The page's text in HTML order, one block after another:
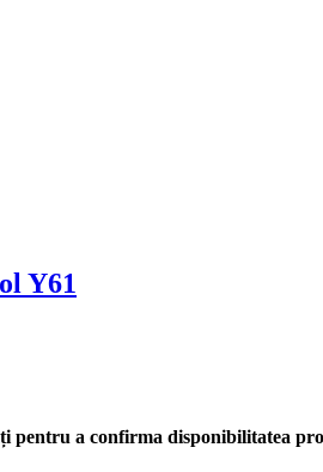
Y61
pentru a confirma disponibilitatea